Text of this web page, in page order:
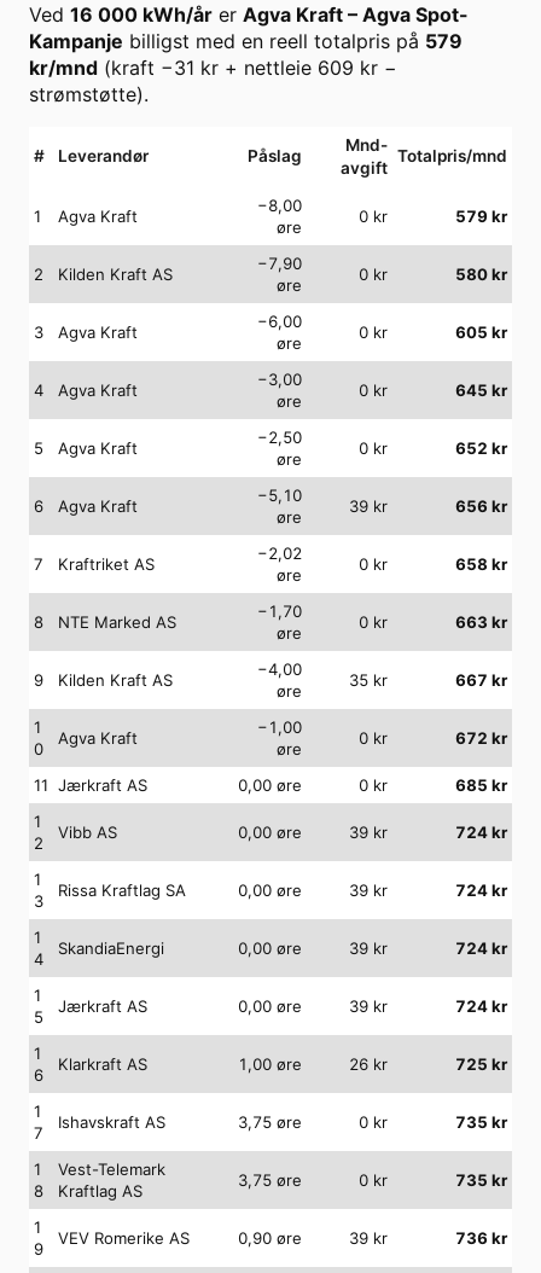
Ved 16 000 kWh/år er Agva Kraft – Agva Spot-
Kampanje billigst med en reell totalpris på 579
kr/mnd (kraft −31 kr + nettleie 609 kr −
strømstøtte).
# Leverandør Påslag
Mnd-
avgift
Totalpris/mnd
1 Agva Kraft
−8,00
øre
0 kr 579 kr
2 Kilden Kraft AS
−7,90
øre
0 kr 580kr
3 Agva Kraft
−6,00
øre
0 kr 605 kr
4 Agva Kraft
−3,00
øre
0 kr 645 kr
5 Agva Kraft
−2,50
øre
0 kr 652 kr
6 Agva Kraft
−5,10
øre
39 kr 656 kr
7 Kraftriket AS
−2,02
øre
0 kr 658 kr
8 NTE Marked AS
−1,70
øre
0 kr 663 kr
9 Kilden Kraft AS
−4,00
øre
35 kr 667 kr
1
0
Agva Kraft
−1,00
øre
0 kr 672 kr
11 Jærkraft AS 0,00 øre 0 kr 685 kr
1
2
Vibb AS 0,00 øre 39 kr 724kr
1
3
Rissa Kraftlag SA 0,00 øre 39 kr 724kr
1
4
SkandiaEnergi 0,00 øre 39 kr 724kr
1
5
Jærkraft AS 0,00 øre 39 kr 724kr
1
6
Klarkraft AS 1,00 øre 26 kr 725 kr
1
7
Ishavskraft AS 3,75 øre 0 kr 735 kr
1
8
Vest-Telemark
Kraftlag AS
3,75 øre 0 kr 735 kr
1
9
VEV Romerike AS 0,90 øre 39 kr 736 kr